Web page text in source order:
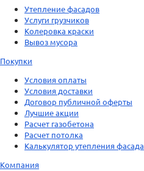
Утепление фасадов
Услуги грузчиков
Колеровка краски
Вывоз мусора
Покупки
Условия оплаты
Условия доставки
Договор публичной оферты
Лучшие акции
Расчет газобетона
Расчет потолка
Калькулятор утепления фасада
Компания